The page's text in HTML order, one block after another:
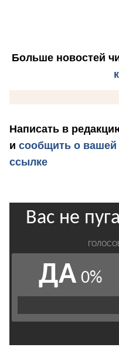
Больше новостей
Написать в
и сообщить о
ссылке